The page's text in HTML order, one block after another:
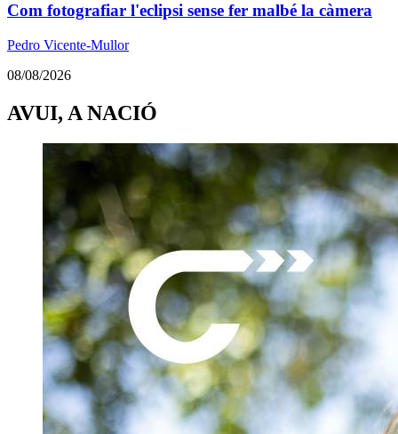
Com fotografiar l'eclipsi sense fer malbé la càmera
Pedro Vicente-Mullor
08/08/2026
AVUI, A NACIÓ